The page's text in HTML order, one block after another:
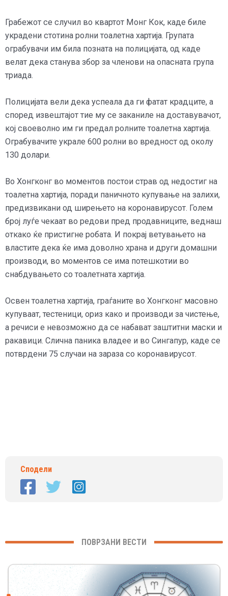
Грабежот се случил во квартот Монг Кок, каде биле
украдени стотина ролни тоалетна хартија. Групата
ограбувачи им била позната на полицијата, од каде
велат дека станува збор за членови на опасната група
триада.
Полицијата вели дека успеала да ги фатат крадците, а
според извештајот тие му се заканиле на доставувачот,
кој своеволно им ги предал ролните тоалетна хартија.
Ограбувачите украле 600 ролни во вредност од околу
130 долари.
Во Хонгконг во моментов постои страв од недостиг на
тоалетна хартија, поради паничното купување на залихи,
предизвикани од ширењето на коронавирусот. Голем
број луѓе чекаат во редови пред продавниците, веднаш
откако ќе пристигне робата. И покрај ветувањето на
властите дека ќе има доволно храна и други домашни
производи, во моментов се има потешкотии во
снабдувањето со тоалетната хартија.
Освен тоалетна хартија, граѓаните во Хонгконг масовно
купуваат, тестеници, ориз како и производи за чистење,
а речиси е невозможно да се набават заштитни маски и
ракавици. Слична паника владее и во Сингапур, каде се
потврдени 75 случаи на зараза со коронавирусот.
Сподели
ПОВРЗАНИ ВЕСТИ